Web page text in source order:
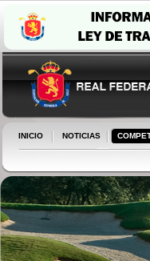
INICIO NOTICIAS